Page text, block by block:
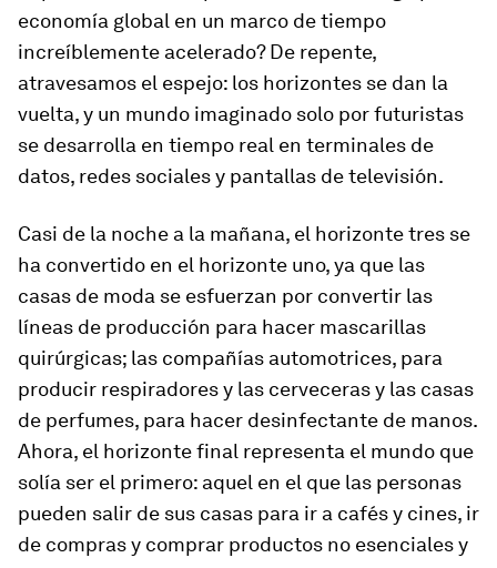
economía global en un marco de tiempo
increíblemente acelerado? De repente,
atravesamos el espejo: los horizontes se dan la
vuelta, y un mundo imaginado solo por futuristas
se desarrolla en tiempo real en terminales de
datos, redes sociales y pantallas de televisión.
Casi de la noche a la mañana, el horizonte tres se
ha convertido en el horizonte uno, ya que las
casas de moda se esfuerzan por convertir las
líneas de producción para hacer mascarillas
quirúrgicas; las compañías automotrices, para
producir respiradores y las cerveceras y las casas
de perfumes, para hacer desinfectante de manos.
Ahora, el horizonte final representa el mundo que
solía ser el primero: aquel en el que las personas
pueden salir de sus casas para ir a cafés y cines, ir
de compras y comprar productos no esenciales y